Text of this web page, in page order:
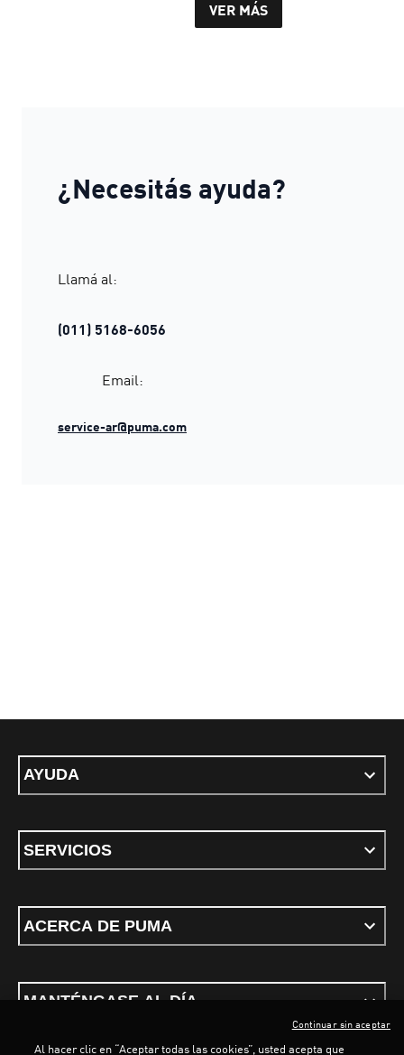
VER MÁS
¿Necesitás ayuda?
Llamá al:
(011) 5168-6056
Email:
service-ar@puma.com
AYUDA
SERVICIOS
ACERCA DE PUMA
MANTÉNGASE AL DÍA
Al hacer clic en “Aceptar todas las cookies”, usted acepta que
Continuar sin aceptar